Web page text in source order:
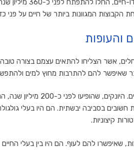
להם לנוע ביבשה. יצורים אלה,
הקבוצות המגוונות ביותר של חיים על פני
והעופות
אשר הצליחו להתאים עצמם בצורה טובה
שאיפשר להם להתרבות מחוץ למים
במהלך הזמן, התפתחו גם היונקים
חשובים בסביבה יבשתית. הם היו בעלי
קיצוניות.
שאיפשרו להם לעוף. הם היו בין בעלי